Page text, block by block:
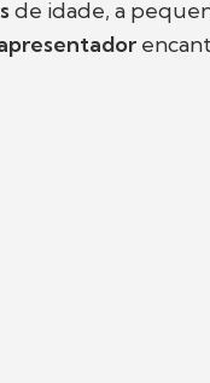
de idade, a